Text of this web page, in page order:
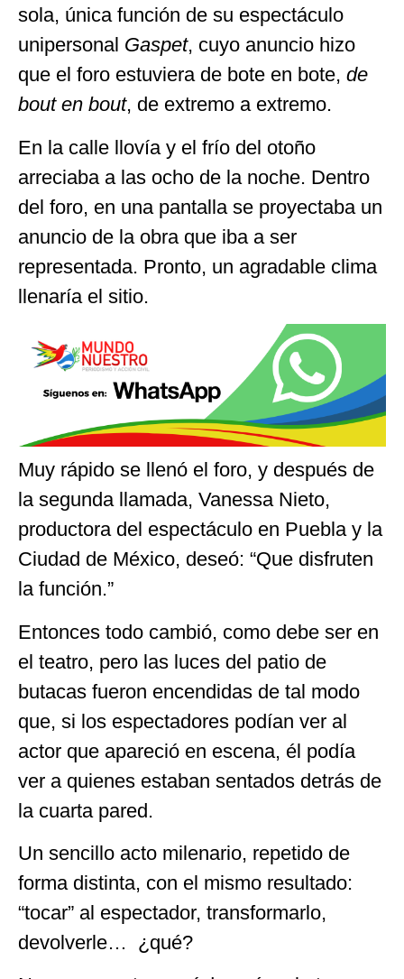
sola, única función de su espectáculo
unipersonal Gaspet, cuyo anuncio hizo
que el foro estuviera de bote en bote, de
bout en bout, de extremo a extremo.
En la calle llovía y el frío del otoño
arreciaba a las ocho de la noche. Dentro
del foro, en una pantalla se proyectaba un
anuncio de la obra que iba a ser
representada. Pronto, un agradable clima
llenaría el sitio.
Muy rápido se llenó el foro, y después de
la segunda llamada, Vanessa Nieto,
productora del espectáculo en Puebla y la
Ciudad de México, deseó: “Que disfruten
la función.”
Entonces todo cambió, como debe ser en
el teatro, pero las luces del patio de
butacas fueron encendidas de tal modo
que, si los espectadores podían ver al
actor que apareció en escena, él podía
ver a quienes estaban sentados detrás de
la cuarta pared.
Un sencillo acto milenario, repetido de
forma distinta, con el mismo resultado:
“tocar” al espectador, transformarlo,
devolverle… ¿qué?